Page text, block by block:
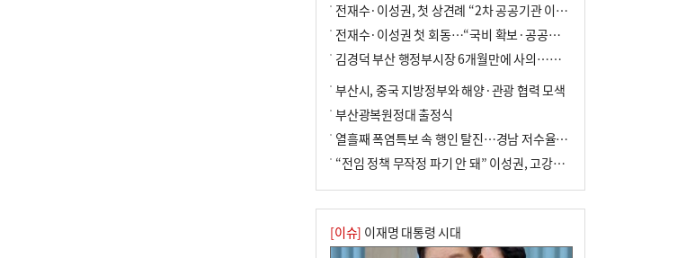
전재수·이성권, 첫 상견례 “2차 공공기관 이전 초당 협력”(종합)
전재수·이성권 첫 회동…“국비 확보·공공기관 이전 협력”
김경덕 부산 행정부시장 6개월만에 사의…후임 인선 촉각
부산시, 중국 지방정부와 해양·관광 협력 모색
부산광복원정대 출정식
열흘째 폭염특보 속 행인 탈진…경남 저수율 평년의 절반
“전임 정책 무작정 파기 안 돼” 이성권, 고강도 ‘전재수 견제’ 예고
[이슈] 이재명 대통령 시대